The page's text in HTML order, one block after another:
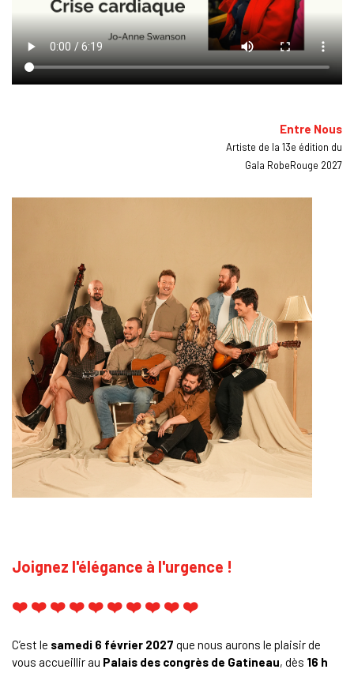
Entre Nous
Artiste de la 13e édition du
Gala RobeRouge 2027
Joignez l'élégance à l'urgence !
❤️ ❤️ ❤️ ❤️ ❤️ ❤️ ❤️ ❤️ ❤️ ❤️
C’est le samedi 6 février 2027 que nous aurons le plaisir de
vous accueillir au Palais des congrès de Gatineau, dès 16 h